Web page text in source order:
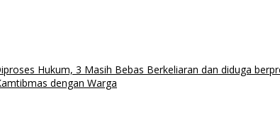
Hukum, 3 Masih Bebas Berkeliaran dan diduga
dengan Warga